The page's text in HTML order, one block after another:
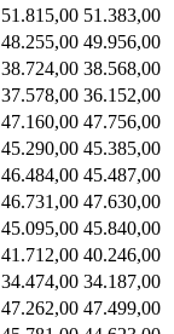
51.815,00 51.383,00
48.255,00 49.956,00
38.724,00 38.568,00
37.578,00 36.152,00
47.160,00 47.756,00
45.290,00 45.385,00
46.484,00 45.487,00
46.731,00 47.630,00
45.095,00 45.840,00
41.712,00 40.246,00
34.474,00 34.187,00
47.262,00 47.499,00